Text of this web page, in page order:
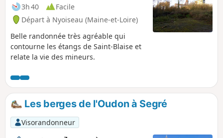
3h 40
Facile
Départ à Nyoiseau (Maine-et-Loire)
Belle randonnée très agréable qui
contourne les étangs de Saint-Blaise et
relate la vie des mineurs.
Les berges de l'Oudon à Segré
Visorandonneur